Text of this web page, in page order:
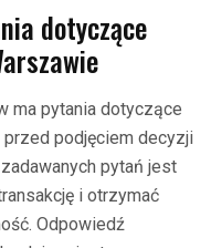
dotyczące
ma pytania dotyczące
podjęciem decyzji
pytań jest
i otrzymać
Odpowiedź